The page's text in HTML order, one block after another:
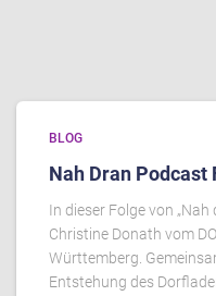
BLOG
Nah Dran Podcast
In dieser Folge von
Christine Donath vom
Württemberg.
Entstehung des